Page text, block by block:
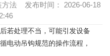
方法 发布时间： 2026-06-18
若处理不当，可能引发设备
电动吊钩规范的操作流程，